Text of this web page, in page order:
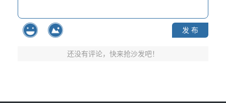
发 布
还没有评论，快来抢沙发吧！